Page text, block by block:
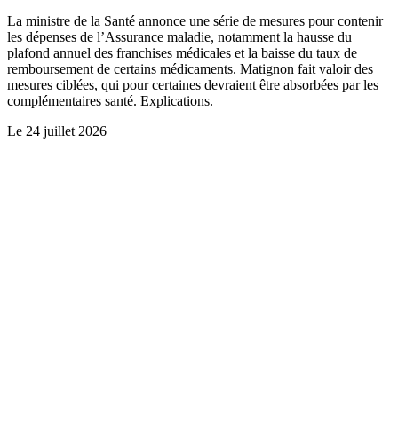
La ministre de la Santé annonce une série de mesures pour contenir
les dépenses de l’Assurance maladie, notamment la hausse du
plafond annuel des franchises médicales et la baisse du taux de
remboursement de certains médicaments. Matignon fait valoir des
mesures ciblées, qui pour certaines devraient être absorbées par les
complémentaires santé. Explications.
Le 24 juillet 2026